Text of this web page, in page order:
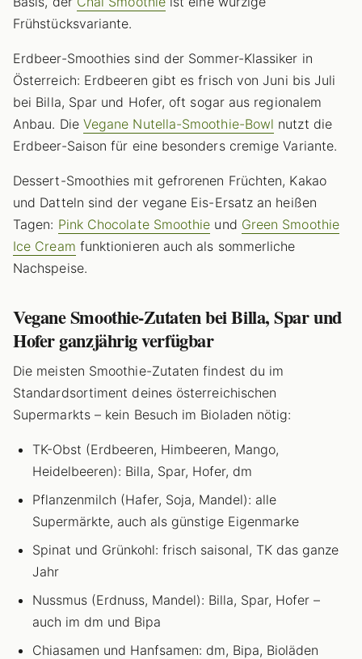
Frühstücksvariante.
Erdbeer-Smoothies sind der Sommer-Klassiker in
Österreich: Erdbeeren gibt es frisch von Juni bis Juli
bei Billa, Spar und Hofer, oft sogar aus regionalem
Anbau. Die Vegane Nutella-Smoothie-Bowl nutzt die
Erdbeer-Saison für eine besonders cremige Variante.
Dessert-Smoothies mit gefrorenen Früchten, Kakao
und Datteln sind der vegane Eis-Ersatz an heißen
Tagen: Pink Chocolate Smoothie und Green Smoothie
Ice Cream funktionieren auch als sommerliche
Nachspeise.
Vegane Smoothie-Zutaten bei Billa, Spar und
Hofer ganzjährig verfügbar
Die meisten Smoothie-Zutaten findest du im
Standardsortiment deines österreichischen
Supermarkts – kein Besuch im Bioladen nötig:
TK-Obst (Erdbeeren, Himbeeren, Mango,
Heidelbeeren): Billa, Spar, Hofer, dm
Pflanzenmilch (Hafer, Soja, Mandel): alle
Supermärkte, auch als günstige Eigenmarke
Spinat und Grünkohl: frisch saisonal, TK das ganze
Jahr
Nussmus (Erdnuss, Mandel): Billa, Spar, Hofer –
auch im dm und Bipa
Chiasamen und Hanfsamen: dm, Bipa, Bioläden